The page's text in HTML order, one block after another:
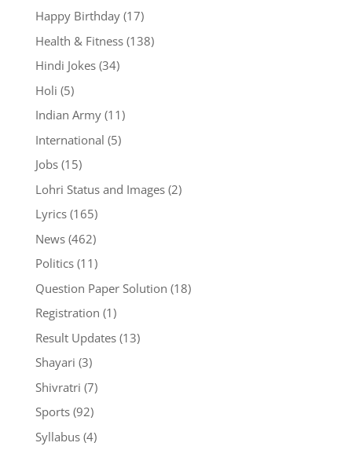
Happy Birthday(17)
Health & Fitness(138)
Hindi Jokes(34)
Holi (5)
Indian Army(11)
International (5)
Jobs(15)
Lohri Status and Images(2)
Lyrics(165)
News(462)
Politics(11)
Question Paper Solution (18)
Registration (1)
Result Updates(13)
Shayari (3)
Shivratri (7)
Sports(92)
Syllabus(4)